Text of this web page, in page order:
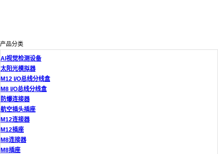
产品分类
AI视觉检测设备
太阳光模拟器
M12 I/O总线分线盒
M8 I/O总线分线盒
防爆连接器
航空插头插座
M12连接器
M12插座
M8连接器
M8插座